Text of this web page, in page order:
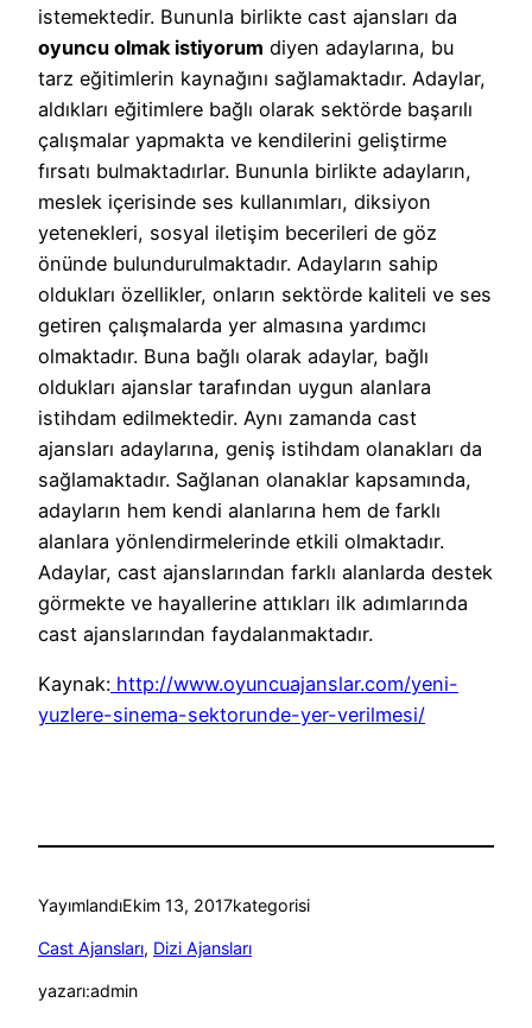
istemektedir. Bununla birlikte cast ajansları da
oyuncu olmak istiyorum diyen adaylarına, bu
tarz eğitimlerin kaynağını sağlamaktadır. Adaylar,
aldıkları eğitimlere bağlı olarak sektörde başarılı
çalışmalar yapmakta ve kendilerini geliştirme
fırsatı bulmaktadırlar. Bununla birlikte adayların,
meslek içerisinde ses kullanımları, diksiyon
yetenekleri, sosyal iletişim becerileri de göz
önünde bulundurulmaktadır. Adayların sahip
oldukları özellikler, onların sektörde kaliteli ve ses
getiren çalışmalarda yer almasına yardımcı
olmaktadır. Buna bağlı olarak adaylar, bağlı
oldukları ajanslar tarafından uygun alanlara
istihdam edilmektedir. Aynı zamanda cast
ajansları adaylarına, geniş istihdam olanakları da
sağlamaktadır. Sağlanan olanaklar kapsamında,
adayların hem kendi alanlarına hem de farklı
alanlara yönlendirmelerinde etkili olmaktadır.
Adaylar, cast ajanslarından farklı alanlarda destek
görmekte ve hayallerine attıkları ilk adımlarında
cast ajanslarından faydalanmaktadır.
Kaynak: http://www.oyuncuajanslar.com/yeni-
yuzlere-sinema-sektorunde-yer-verilmesi/
YayımlandıEkim 13, 2017kategorisi
Cast Ajansları, Dizi Ajansları
yazarı:admin